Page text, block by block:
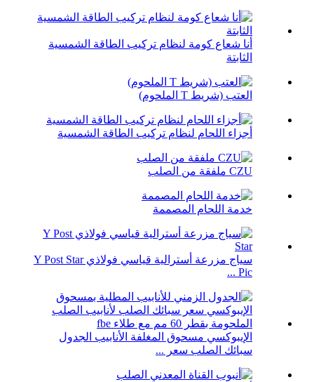
أنا شعاع كومة لنظام تركيب الطاقة الشمسية
الثابتة
العتب (شريط T الملحوم)
أجزاء اللحام لنظام تركيب الطاقة الشمسية
CZU ملفقة من الصلب
خدمة اللحام المصممة
سياج مزرعة أسترالية قياسي فولاذي Y Post Star
Pic ...
الإيبوكسي مسحوق المغلفة الأنابيب الجدول
سبائك الصلب سعر ...